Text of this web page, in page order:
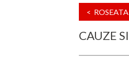
< ROSEATA
CAUZE